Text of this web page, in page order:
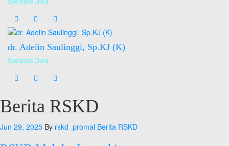
dr. Adelin Saulinggi, Sp.KJ (K)
Spesialis Jiwa
Berita RSKD
Jun 29, 2025 By rskd_promal Berita RSKD